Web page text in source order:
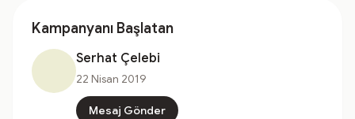
Kampanyanı Başlatan
Serhat Çelebi
22 Nisan 2019
Mesaj Gönder